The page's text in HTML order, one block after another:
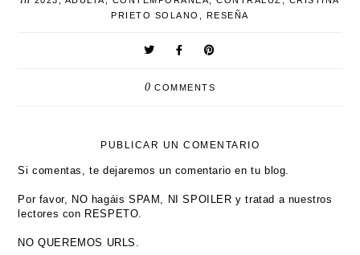
PRIETO SOLANO
RESEÑA
0 COMMENTS
PUBLICAR UN COMENTARIO
Si comentas, te dejaremos un comentario en tu blog.
Por favor, NO hagáis SPAM, NI SPOILER y tratad a nuestros
lectores con RESPETO.
NO QUEREMOS URLS.